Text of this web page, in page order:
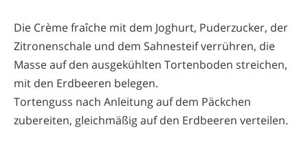
Die Crème fraîche mit dem Joghurt, Puderzucker, der
Zitronenschale und dem Sahnesteif verrühren, die
Masse auf den ausgekühlten Tortenboden streichen,
mit den Erdbeeren belegen.
Tortenguss nach Anleitung auf dem Päckchen
zubereiten, gleichmäßig auf den Erdbeeren verteilen.